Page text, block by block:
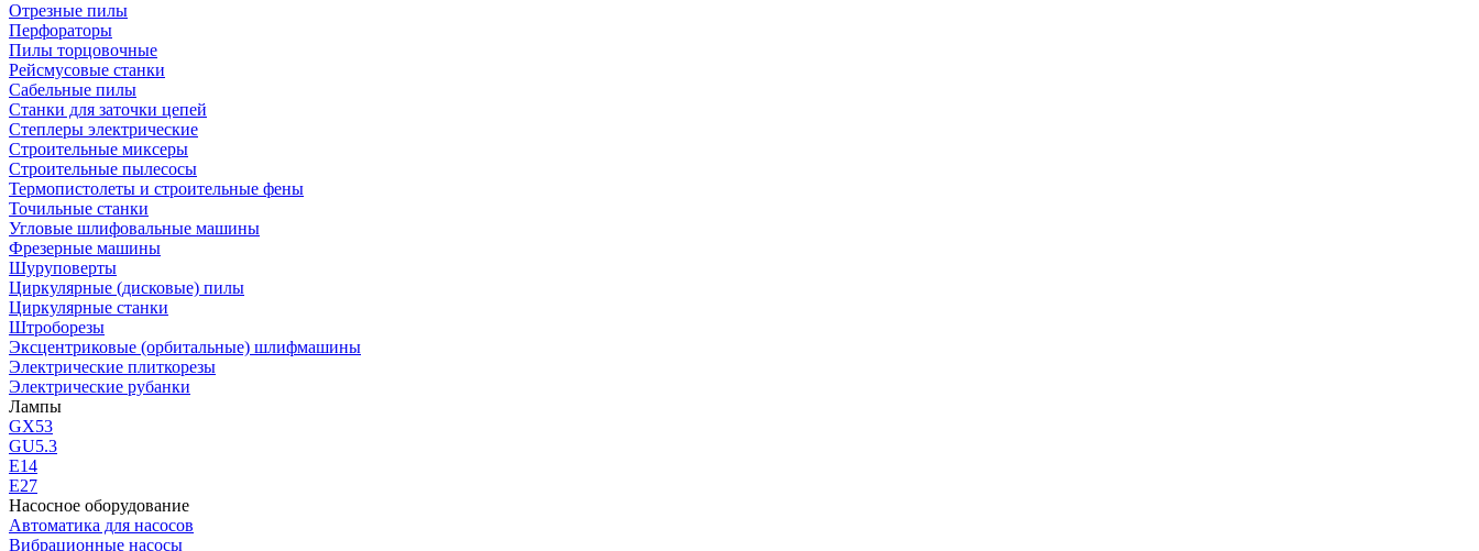
Отрезные пилы
Перфораторы
Пилы торцовочные
Рейсмусовые станки
Сабельные пилы
Станки для заточки цепей
Степлеры электрические
Строительные миксеры
Строительные пылесосы
Термопистолеты и строительные фены
Точильные станки
Угловые шлифовальные машины
Фрезерные машины
Шуруповерты
Циркулярные (дисковые) пилы
Циркулярные станки
Штроборезы
Эксцентриковые (орбитальные) шлифмашины
Электрические плиткорезы
Электрические рубанки
Лампы
GX53
GU5.3
Е14
Е27
Насосное оборудование
Автоматика для насосов
Вибрационные насосы